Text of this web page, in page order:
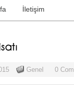
İletişim
Genel 0